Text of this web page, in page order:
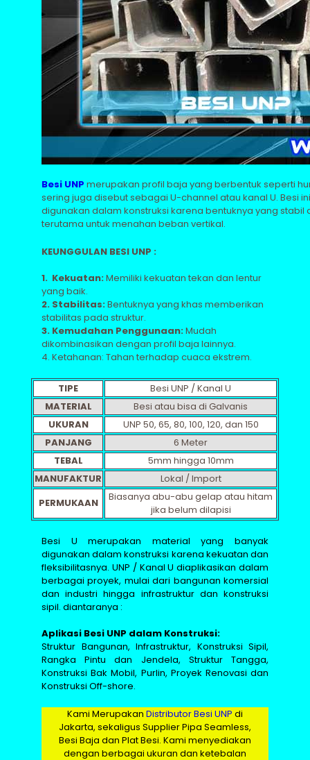
Besi UNP merupakan profil baja yang berbentuk seperti
sering juga disebut sebagai U-channel atau kanal U. Besi
digunakan dalam konstruksi karena bentuknya yang stabil
terutama untuk menahan beban vertikal.
KEUNGGULAN BESI UNP :
1. Kekuatan:Memiliki kekuatan tekan dan lentur
yang baik.
2. Stabilitas:Bentuknya yang khas memberikan
stabilitas pada struktur.
3. Kemudahan Penggunaan:Mudah
dikombinasikan dengan profil baja lainnya.
4. Ketahanan: Tahan terhadap cuaca ekstrem.
TIPE
Besi UNP / Kanal U
MATERIAL
Besi atau bisa di Galvanis
UKURAN
UNP 50, 65, 80, 100, 120, dan 150
PANJANG
6 Meter
TEBAL
5mm hingga 10mm
MANUFAKTUR
Lokal / Import
PERMUKAAN
Biasanya abu-abu gelap atau hitam
jika belum dilapisi
Besi U merupakan material yang banyak
digunakan dalam konstruksi karena kekuatan dan
fleksibilitasnya. UNP / Kanal U diaplikasikan dalam
berbagai proyek, mulai dari bangunan komersial
dan industri hingga infrastruktur dan konstruksi
sipil. diantaranya :
Aplikasi Besi UNP dalam Konstruksi:
Struktur Bangunan, Infrastruktur, Konstruksi Sipil,
Rangka Pintu dan Jendela, Struktur Tangga,
Konstruksi Bak Mobil, Purlin, Proyek Renovasi dan
Konstruksi Off-shore.
Kami Merupakan Distributor Besi UNP di
Jakarta, sekaligus Supplier Pipa Seamless,
Besi Baja dan Plat Besi. Kami menyediakan
dengan berbagai ukuran dan ketebalan